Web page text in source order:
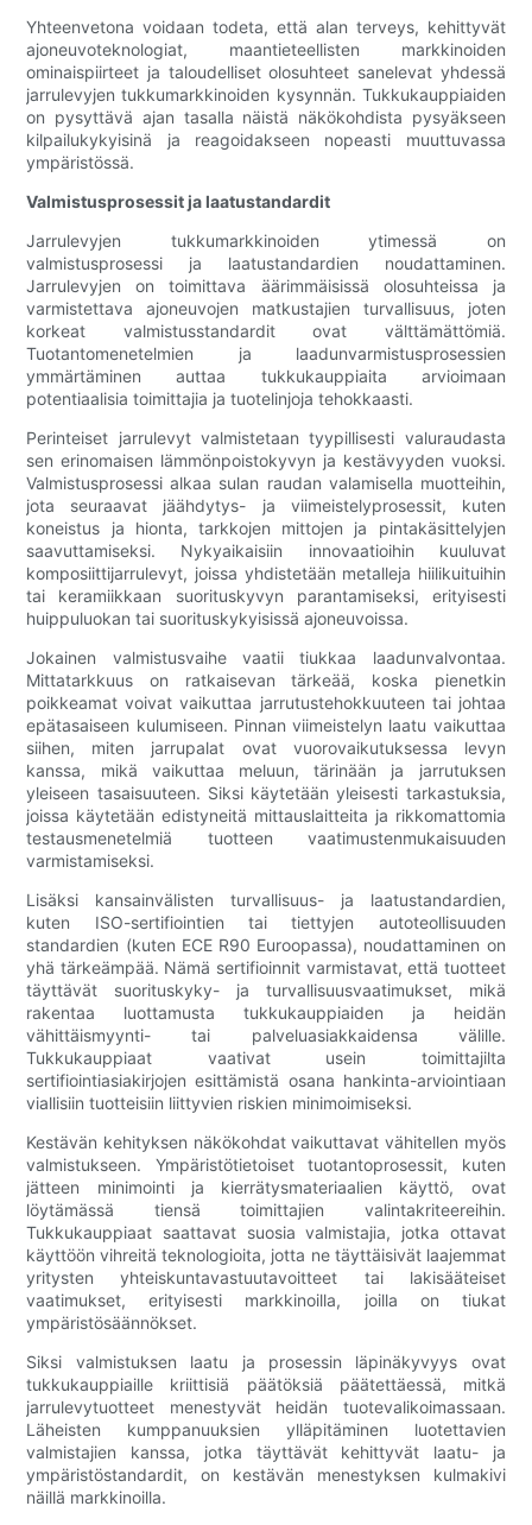
Yhteenvetona voidaan todeta, että alan terveys, kehittyvät
ajoneuvoteknologiat, maantieteellisten markkinoiden
ominaispiirteet ja taloudelliset olosuhteet sanelevat yhdessä
jarrulevyjen tukkumarkkinoiden kysynnän. Tukkukauppiaiden
on pysyttävä ajan tasalla näistä näkökohdista pysyäkseen
kilpailukykyisinä ja reagoidakseen nopeasti muuttuvassa
ympäristössä.
Valmistusprosessit ja laatustandardit
Jarrulevyjen tukkumarkkinoiden ytimessä on
valmistusprosessi ja laatustandardien noudattaminen.
Jarrulevyjen on toimittava äärimmäisissä olosuhteissa ja
varmistettava ajoneuvojen matkustajien turvallisuus, joten
korkeat valmistusstandardit ovat välttämättömiä.
Tuotantomenetelmien ja laadunvarmistusprosessien
ymmärtäminen auttaa tukkukauppiaita arvioimaan
potentiaalisia toimittajia ja tuotelinjoja tehokkaasti.
Perinteiset jarrulevyt valmistetaan tyypillisesti valuraudasta
sen erinomaisen lämmönpoistokyvyn ja kestävyyden vuoksi.
Valmistusprosessi alkaa sulan raudan valamisella muotteihin,
jota seuraavat jäähdytys- ja viimeistelyprosessit, kuten
koneistus ja hionta, tarkkojen mittojen ja pintakäsittelyjen
saavuttamiseksi. Nykyaikaisiin innovaatioihin kuuluvat
komposiittijarrulevyt, joissa yhdistetään metalleja hiilikuituihin
tai keramiikkaan suorituskyvyn parantamiseksi, erityisesti
huippuluokan tai suorituskykyisissä ajoneuvoissa.
Jokainen valmistusvaihe vaatii tiukkaa laadunvalvontaa.
Mittatarkkuus on ratkaisevan tärkeää, koska pienetkin
poikkeamat voivat vaikuttaa jarrutustehokkuuteen tai johtaa
epätasaiseen kulumiseen. Pinnan viimeistelyn laatu vaikuttaa
siihen, miten jarrupalat ovat vuorovaikutuksessa levyn
kanssa, mikä vaikuttaa meluun, tärinään ja jarrutuksen
yleiseen tasaisuuteen. Siksi käytetään yleisesti tarkastuksia,
joissa käytetään edistyneitä mittauslaitteita ja rikkomattomia
testausmenetelmiä tuotteen vaatimustenmukaisuuden
varmistamiseksi.
Lisäksi kansainvälisten turvallisuus- ja laatustandardien,
kuten ISO-sertifiointien tai tiettyjen autoteollisuuden
standardien (kuten ECE R90 Euroopassa), noudattaminen on
yhä tärkeämpää. Nämä sertifioinnit varmistavat, että tuotteet
täyttävät suorituskyky- ja turvallisuusvaatimukset, mikä
rakentaa luottamusta tukkukauppiaiden ja heidän
vähittäismyynti- tai palveluasiakkaidensa välille.
Tukkukauppiaat vaativat usein toimittajilta
sertifiointiasiakirjojen esittämistä osana hankinta-arviointiaan
viallisiin tuotteisiin liittyvien riskien minimoimiseksi.
Kestävän kehityksen näkökohdat vaikuttavat vähitellen myös
valmistukseen. Ympäristötietoiset tuotantoprosessit, kuten
jätteen minimointi ja kierrätysmateriaalien käyttö, ovat
löytämässä tiensä toimittajien valintakriteereihin.
Tukkukauppiaat saattavat suosia valmistajia, jotka ottavat
käyttöön vihreitä teknologioita, jotta ne täyttäisivät laajemmat
yritysten yhteiskuntavastuutavoitteet tai lakisääteiset
vaatimukset, erityisesti markkinoilla, joilla on tiukat
ympäristösäännökset.
Siksi valmistuksen laatu ja prosessin läpinäkyvyys ovat
tukkukauppiaille kriittisiä päätöksiä päätettäessä, mitkä
jarrulevytuotteet menestyvät heidän tuotevalikoimassaan.
Läheisten kumppanuuksien ylläpitäminen luotettavien
valmistajien kanssa, jotka täyttävät kehittyvät laatu- ja
ympäristöstandardit, on kestävän menestyksen kulmakivi
näillä markkinoilla.